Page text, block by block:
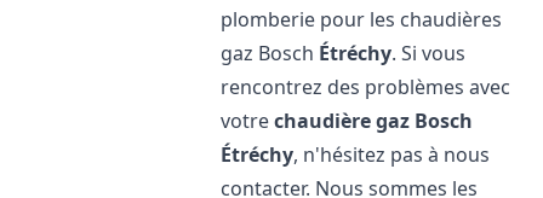
plomberie pour les chaudières
gaz Bosch Étréchy. Si vous
rencontrez des problèmes avec
votrechaudière gaz Bosch
Étréchy, n'hésitez pas à nous
contacter. Nous sommes les